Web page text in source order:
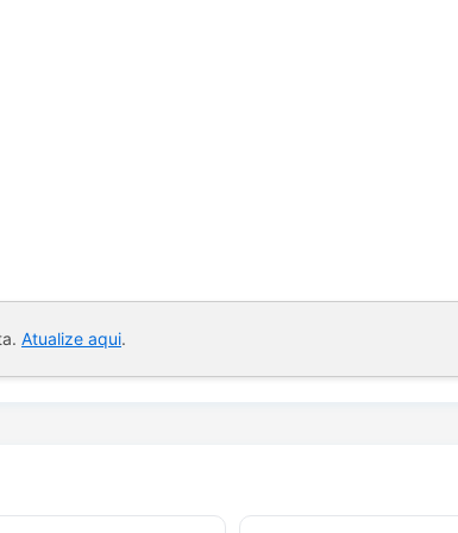
Atualize aqui.